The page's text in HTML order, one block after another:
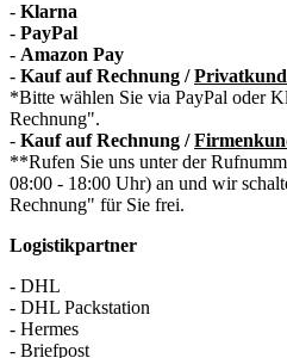
- Klarna
- PayPal
- Amazon Pay
- Kauf auf Rechnung /
*Bitte wählen Sie via PayPal oder
Rechnung".
- Kauf auf Rechnung /
**Rufen Sie uns unter der
08:00 - 18:00 Uhr) an und wir
Rechnung" für Sie frei.
Logistikpartner
- DHL
- DHL Packstation
- Hermes
- Briefpost